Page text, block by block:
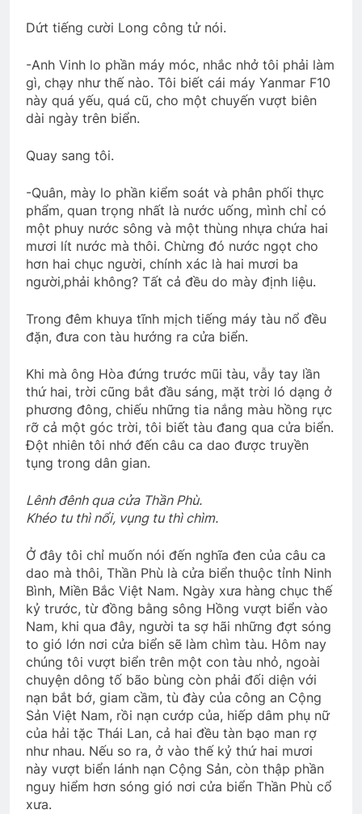
Dứt tiếng cười Long công tử nói.
-Anh Vinh lo phần máy móc, nhắc nhở tôi phải làm
gì, chạy như thế nào. Tôi biết cái máy Yanmar F10
này quá yếu, quá cũ, cho một chuyến vượt biên
dài ngày trên biển.
Quay sang tôi.
-Quân, mày lo phần kiểm soát và phân phối thực
phẩm, quan trọng nhất là nước uống, mình chỉ có
một phuy nước sông và một thùng nhựa chứa hai
mươi lít nước mà thôi. Chừng đó nước ngọt cho
hơn hai chục người, chính xác là hai mươi ba
người,phải không? Tất cả đều do mày định liệu.
Trong đêm khuya tĩnh mịch tiếng máy tàu nổ đều
đặn, đưa con tàu hướng ra cửa biển.
Khi mà ông Hòa đứng trước mũi tàu, vẫy tay lần
thứ hai, trời cũng bắt đầu sáng, mặt trời ló dạng ở
phương đông, chiếu những tia nắng màu hồng rực
rỡ cả một góc trời, tôi biết tàu đang qua cửa biển.
Đột nhiên tôi nhớ đến câu ca dao được truyền
tụng trong dân gian.
Lênh đênh qua cửa Thần Phù.
Khéo tu thì nổi, vụng tu thì chìm.
Ở đây tôi chỉ muốn nói đến nghĩa đen của câu ca
dao mà thôi, Thần Phù là cửa biển thuộc tỉnh Ninh
Bình, Miền Bắc Việt Nam. Ngày xưa hàng chục thế
kỷ trước, từ đồng bằng sông Hồng vượt biển vào
Nam, khi qua đây, người ta sợ hãi những đợt sóng
to gió lớn nơi cửa biển sẽ làm chìm tàu. Hôm nay
chúng tôi vượt biển trên một con tàu nhỏ, ngoài
chuyện dông tố bão bùng còn phải đối diện với
nạn bắt bớ, giam cầm, tù đày của công an Cộng
Sản Việt Nam, rồi nạn cướp của, hiếp dâm phụ nữ
của hải tặc Thái Lan, cả hai đều tàn bạo man rợ
như nhau. Nếu so ra, ở vào thế kỷ thứ hai mươi
này vượt biển lánh nạn Cộng Sản, còn thập phần
nguy hiểm hơn sóng gió nơi cửa biển Thần Phù cổ
xưa.